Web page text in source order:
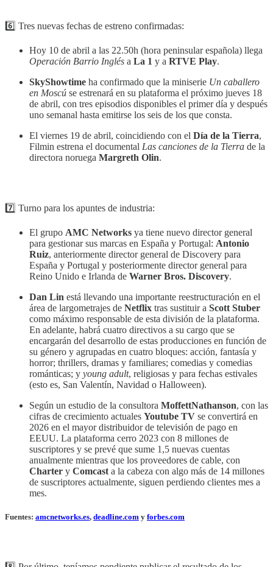
6️⃣ Tres nuevas fechas de estreno confirmadas:
Hoy 10 de abril a las 22.50h (hora peninsular española) llega
Operación Barrio Inglés a La 1 y a RTVE Play.
SkyShowtime ha confirmado que la miniserie Un caballero
en Moscú se estrenará en su plataforma el próximo jueves 18
de abril, con tres episodios disponibles el primer día y después
uno semanal hasta emitirse los seis de los que consta.
El viernes 19 de abril, coincidiendo con el Día de la Tierra,
Filmin estrena el documental Las canciones de la Tierra de la
directora noruega Margreth Olin.
7️⃣ Turno para los apuntes de industria:
El grupo AMC Networks ya tiene nuevo director general
para gestionar sus marcas en España y Portugal: Antonio
Ruiz, anteriormente director general de Discovery para
España y Portugal y posteriormente director general para
Reino Unido e Irlanda de Warner Bros. Discovery.
Dan Lin está llevando una importante reestructuración en el
área de largometrajes de Netflix tras sustituir a Scott Stuber
como máximo responsable de esta división de la plataforma.
En adelante, habrá cuatro directivos a su cargo que se
encargarán del desarrollo de estas producciones en función de
su género y agrupadas en cuatro bloques: acción, fantasía y
horror; thrillers, dramas y familiares; comedias y comedias
románticas; y young adult, religiosas y para fechas estivales
(esto es, San Valentín, Navidad o Halloween).
Según un estudio de la consultora MoffettNathanson, con las
cifras de crecimiento actuales Youtube TV se convertirá en
2026 en el mayor distribuidor de televisión de pago en
EEUU. La plataforma cerro 2023 con 8 millones de
suscriptores y se prevé que sume 1,5 nuevas cuentas
anualmente mientras que los proveedores de cable, con
Charter y Comcast a la cabeza con algo más de 14 millones
de suscriptores actualmente, siguen perdiendo clientes mes a
mes.
Fuentes: amcnetworks.es, deadline.com y forbes.com